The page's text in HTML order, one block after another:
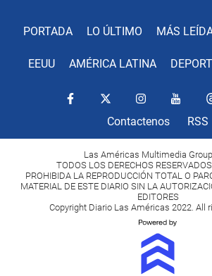
PORTADA LO ÚLTIMO MÁS
EEUU AMÉRICA LATINA
Contactenos RSS
Las Américas Multimedia
TODOS LOS DERECHOS
PROHIBIDA LA REPRODUCCIÓN TOTAL O
MATERIAL DE ESTE DIARIO SIN LA
EDITORES
Copyright Diario Las Américas 2022. All